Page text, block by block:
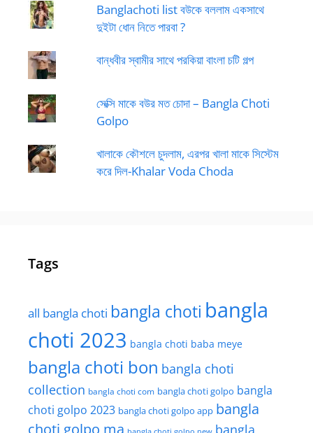
Banglachoti list বউকে বললাম একসাথে
দুইটা ধোন নিতে পারবা ?
বান্ধবীর স্বামীর সাথে পরকিয়া বাংলা চটি গল্প
সেক্সি মাকে বউর মত চোদা – Bangla Choti
Golpo
খালাকে কৌশলে চুদলাম, এরপর খালা মাকে সিস্টেম
করে দিল-Khalar Voda Choda
Tags
all bangla choti bangla choti bangla
choti 2023 bangla choti baba meye
bangla choti bon bangla choti
collection bangla choti com bangla choti golpo bangla
choti golpo 2023 bangla choti golpo app bangla
choti golpo ma
bangla